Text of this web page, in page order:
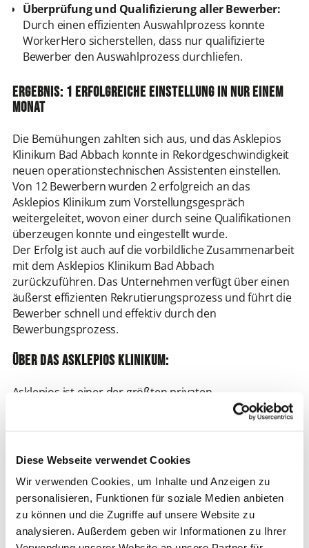
Diese Webseite verwendet Cookies
Wir verwenden Cookies, um Inhalte und Anzeigen zu
personalisieren, Funktionen für soziale Medien anbieten
zu können und die Zugriffe auf unsere Website zu
analysieren. Außerdem geben wir Informationen zu Ihrer
Überprüfung und Qualifizierung aller Bewerber:
Durch einen effizienten Auswahlprozess konnte
WorkerHero sicherstellen, dass nur qualifizierte
Bewerber den Auswahlprozess durchliefen.
Ergebnis: 1 erfolgreiche Einstellung in nur einem
Monat
Die Bemühungen zahlten sich aus, und das Asklepios
Klinikum Bad Abbach konnte in Rekordgeschwindigkeit
neuen operationstechnischen Assistenten einstellen.
Von 12 Bewerbern wurden 2 erfolgreich an das
Asklepios Klinikum zum Vorstellungsgespräch
weitergeleitet, wovon einer durch seine Qualifikationen
überzeugen konnte und eingestellt wurde.
Der Erfolg ist auch auf die vorbildliche Zusammenarbeit
mit dem Asklepios Klinikum Bad Abbach
zurückzuführen. Das Unternehmen verfügt über einen
äußerst effizienten Rekrutierungsprozess und führt die
Bewerber schnell und effektiv durch den
Bewerbungsprozess.
Über das Asklepios Klinikum:
Asklepios ist einer der größten privaten
Krankenhausbetreiber in Deutschland und befindet
sich in unmittelbarer Nähe der Weltkulturerbestadt
Orthopädie, der Klinik und Poliklinik für Rheumatologie
Wirbelsäulen- und Skoliose-Therapie (Orthopädie II) und
dem Zentrum für Orthopädische und
Rheumatologische Rehabilitation.